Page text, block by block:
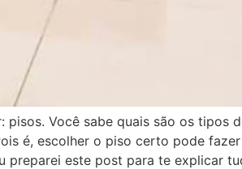
Você sabe quais são os tipos
é, escolher o piso certo pode
preparei este post para te explicar